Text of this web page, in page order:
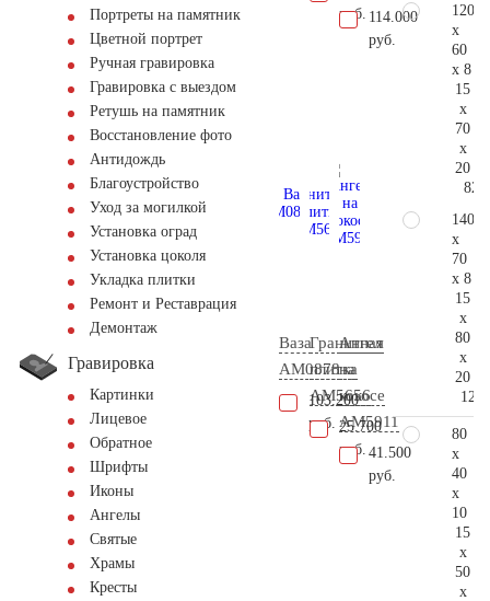
Портреты на памятник
Цветной портрет
Ручная гравировка
Гравировка с выездом
Ретушь на памятник
Восстановление фото
Антидождь
Благоустройство
Уход за могилкой
Установка оград
Установка цоколя
Укладка плитки
Ремонт и Реставрация
Демонтаж
Гравировка
Картинки
Лицевое
Обратное
Шрифты
Иконы
Ангелы
Святые
Храмы
Кресты
руб. 114.000
руб.
Ваза
AM0878
103.200
руб.
Гранитная
плитка
AM5656
25.700
руб.
Ангел
на
кокосе
AM5911
41.500
руб.
120
x
60
x 8
15
x
70
x
20
140
x
70
x 8
15
x
80
x
20
80
x
40
x
10
15
x
50
x